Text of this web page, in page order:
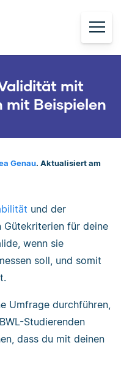
mit
mit Beispielen
Genau. Aktualisiert am
und der
Gütekriterien für deine
wenn sie
soll, und somit
Umfrage durchführen,
Studierenden
dass du mit deinen